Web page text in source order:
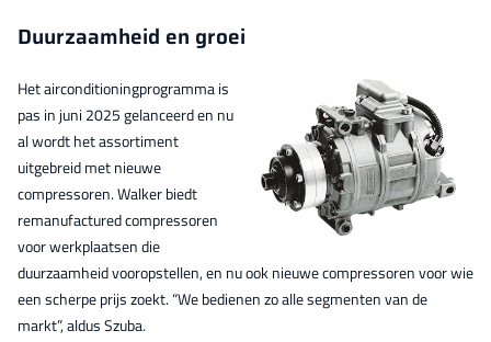
Duurzaamheid en groei
Het airconditioningprogramma is
pas in juni 2025 gelanceerd en nu
al wordt het assortiment
uitgebreid met nieuwe
compressoren. Walker biedt
remanufactured compressoren
voor werkplaatsen die
duurzaamheid vooropstellen, en nu ook nieuwe compressoren voor wie
een scherpe prijs zoekt. “We bedienen zo alle segmenten van de
markt”, aldus Szuba.